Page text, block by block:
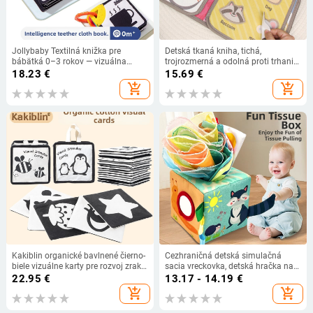
Jollybaby Textilná knižka pre
bábätká 0–3 rokov — vizuálna
stimulácia, kognitívny vývoj a
vzdelávanie
18.23 €
add_shopping_cart
Detská tkaná kniha, tichá,
trojrozmerná a odolná proti trhaniu,
s Velcro uzáverom pre skoré
vzdelávanie (Materiál: polyesterové
vlákno; Vek: 0–3 roky; Kategória:
Vlastnosti: 3D, tichá, interakcia)
15.69 €
add_shopping_cart
Kakiblin organické bavlnené čierno-
biele vizuálne karty pre rozvoj zraku
a textilná knižka pre batoľatá –
stimulácia, senzorický a kognitívny
22.95 €
add_shopping_cart
Cezhraničná detská simulačná
sacia vreckovka, detská hračka na
kreslenie papiera bez odtrhávania,
látková hračka pre deti vo veku 1-3
rokov
13.17 - 14.19 €
add_shopping_cart